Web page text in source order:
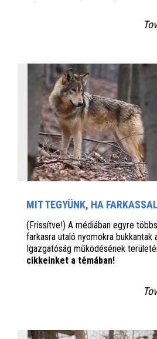
MIT TEGYÜNK, HA
(Frissítve!) A médiában egyre
farkasra utaló nyomokra
Igazgatóság működésének
cikkeinket a témában!